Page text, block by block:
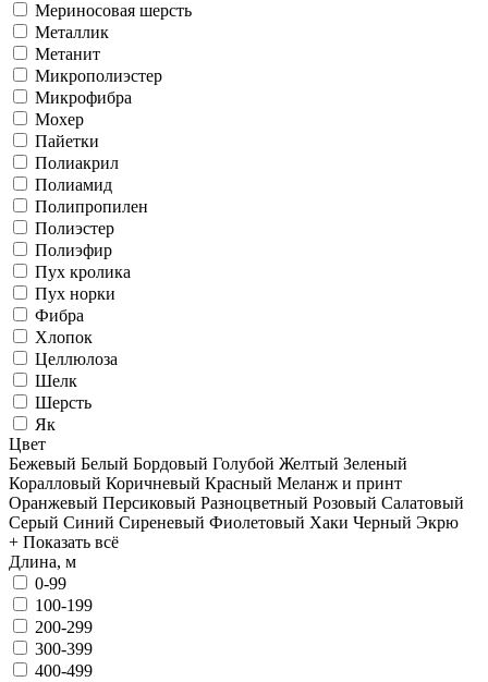
Мериносовая шерсть
Металлик
Метанит
Микрополиэстер
Микрофибра
Мохер
Пайетки
Полиакрил
Полиамид
Полипропилен
Полиэстер
Полиэфир
Пух кролика
Пух норки
Фибра
Хлопок
Целлюлоза
Шелк
Шерсть
Як
Цвет
Бежевый Белый Бордовый Голубой Желтый Зеленый
Коралловый Коричневый Красный Меланж и принт
Оранжевый Персиковый Разноцветный Розовый Салатовый
Серый Синий Сиреневый Фиолетовый Хаки Черный Экрю
+ Показать всё
Длина, м
0-99
100-199
200-299
300-399
400-499